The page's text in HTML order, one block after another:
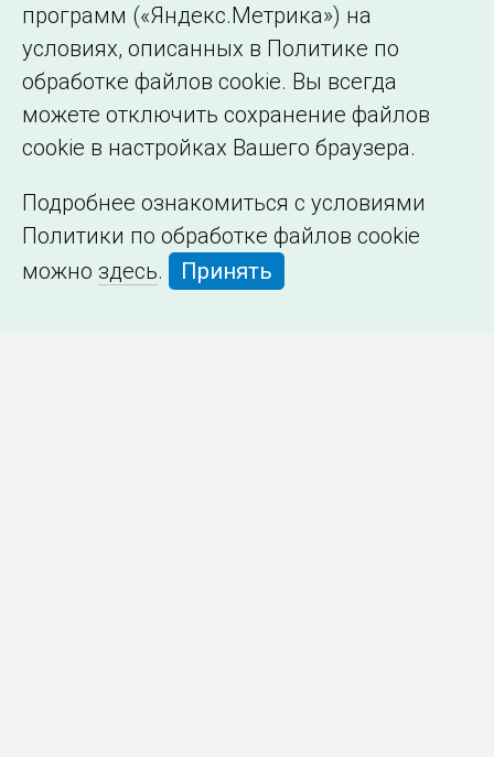
программ («Яндекс.Метрика») на
условиях, описанных в Политике по
обработке файлов cookie. Вы всегда
можете отключить сохранение файлов
cookie в настройках Вашего браузера.
Подробнее ознакомиться с условиями
Политики по обработке файлов cookie
можно здесь. Принять